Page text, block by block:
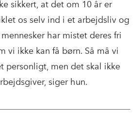
sikkert, at det om 10 år er
os selv ind i et arbejdsliv og
har mistet deres fri
vi ikke kan få børn. Så må vi
personligt, men det skal ikke
siger hun.